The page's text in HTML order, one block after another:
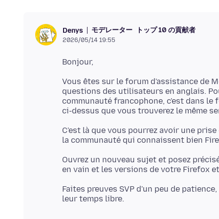
Denys モデレーター トップ 10 の貢献者
2026/05/14 19:55
Vous êtes sur le forum d'assistance de
questions des utilisateurs en anglais.
communauté francophone, c'est dans le
ci-dessus que vous trouverez le même
C'est là que vous pourrez avoir une
Ouvrez un nouveau sujet et posez
Faites preuves SVP d'un peu de